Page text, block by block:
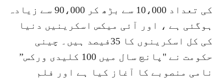
کی تعداد 10،000 سے بڑھ کر 90،000 سے زیادہ
ہوگئی ہے ، اور آئی میکس اسکرینیں دنیا
کی کل اسکرینوں کا 35فیصد ہیں۔ چینی
حکومت نے "پانچ سال میں 100 کلیدی ورکس”
نامی منصوبے کا آغاز کیا ہے اور فلم